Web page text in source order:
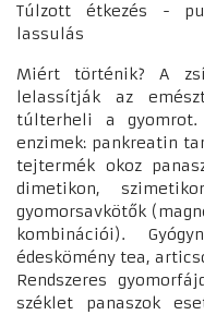
Túlzott étkezés -
lassulás
Miért történik? A
lelassítják az
túlterheli a gyomrot.
enzimek: pankreatin
tejtermék okoz
dimetikon,
gyomorsavkötők
kombinációi).
édeskömény tea,
Rendszeres
széklet panaszok